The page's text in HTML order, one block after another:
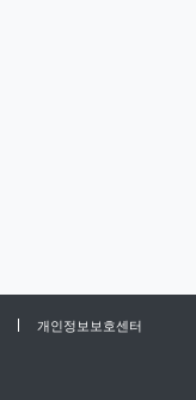
개인정보보호센터